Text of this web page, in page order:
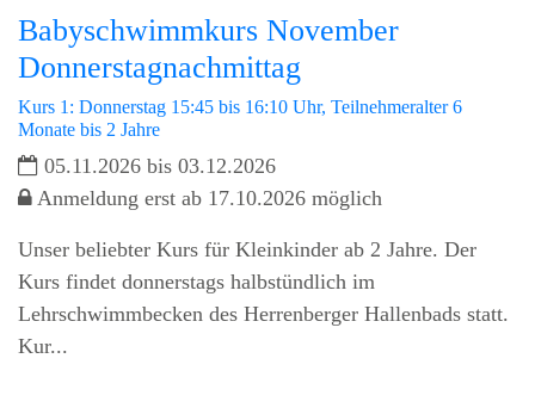
Babyschwimmkurs November
Donnerstagnachmittag
Kurs 1: Donnerstag 15:45 bis 16:10 Uhr, Teilnehmeralter 6
Monate bis 2 Jahre
05.11.2026 bis 03.12.2026
Anmeldung erst ab 17.10.2026 möglich
Unser beliebter Kurs für Kleinkinder ab 2 Jahre. Der
Kurs findet donnerstags halbstündlich im
Lehrschwimmbecken des Herrenberger Hallenbads statt.
Kur...